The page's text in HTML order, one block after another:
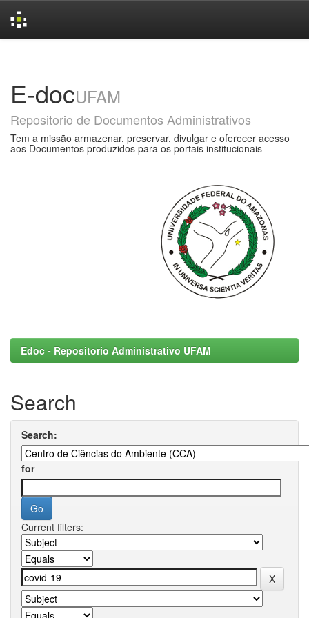
E-docUFAM
Repositorio de Documentos Administrativos
Tem a missão armazenar, preservar, divulgar e oferecer acesso
aos Documentos produzidos para os portais institucionais
Edoc - Repositorio Administrativo UFAM
Search
Search:
for
Current filters: